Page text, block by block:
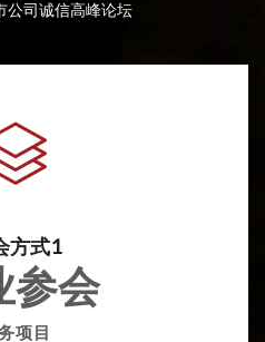
公司诚信高峰论坛
方式1
参会
项目